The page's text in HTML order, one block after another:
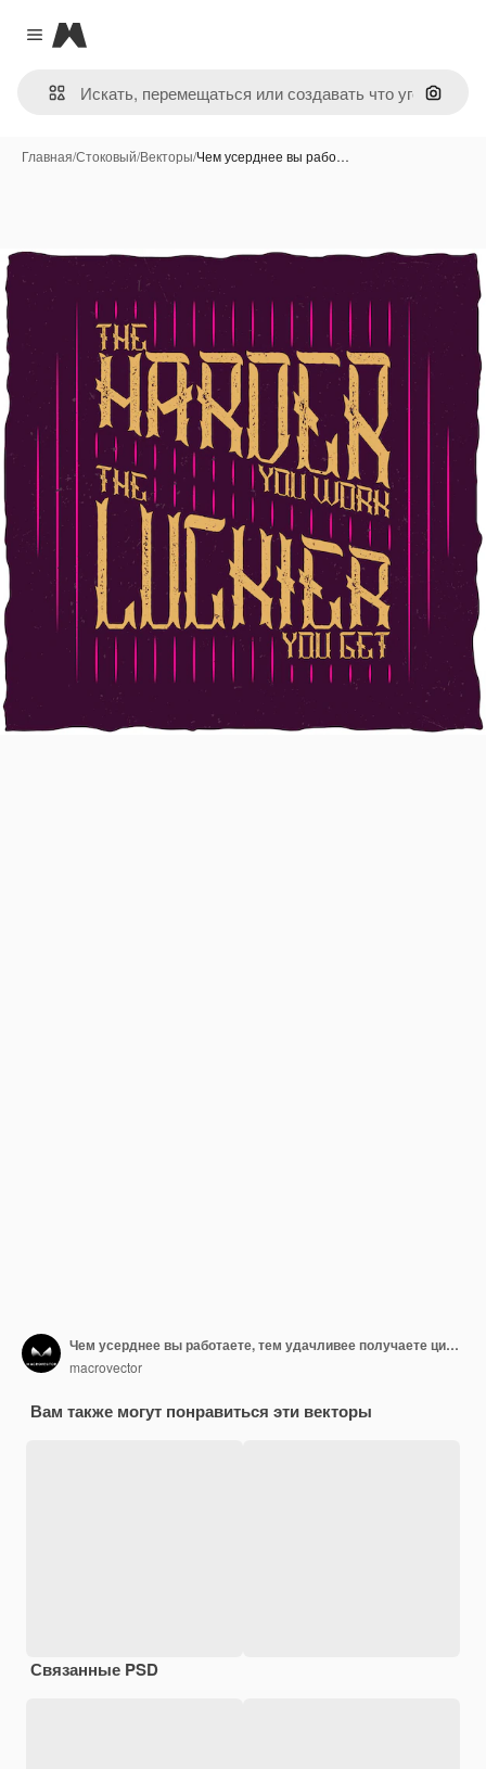
Close menu
Magnific
Поиск
Главная/Стоковый/Векторы/Чем усерднее вы рабо…
Чем усерднее вы работаете, тем удачливее получаете цитату Типографский дизайн
macrovector
Вам также могут понравиться эти векторы
Связанные PSD